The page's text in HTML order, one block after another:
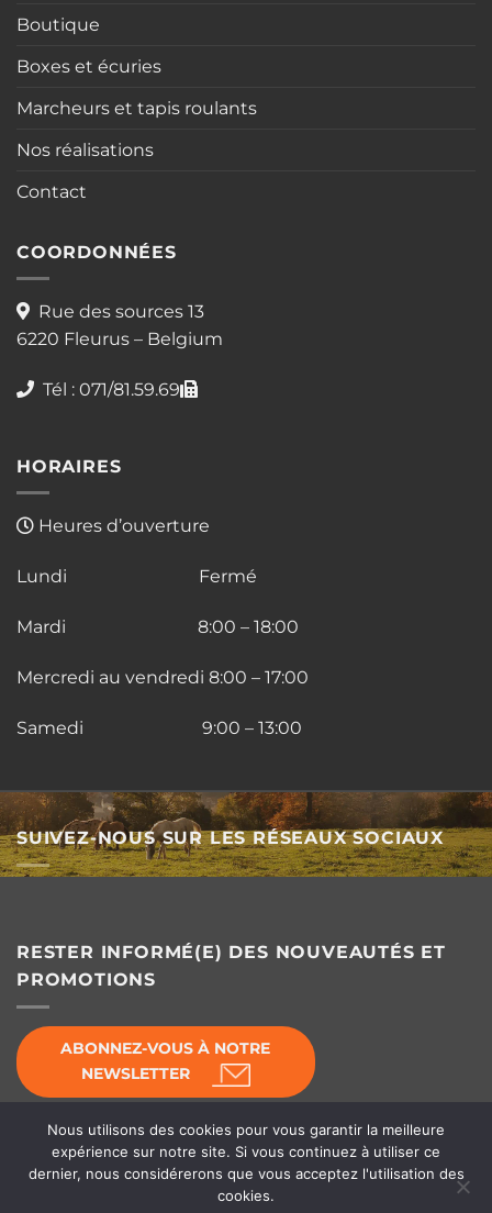
Boutique
Boxes et écuries
Marcheurs et tapis roulants
Nos réalisations
Contact
COORDONNÉES
Rue des sources 13
6220 Fleurus – Belgium
Tél : 071/81.59.69
HORAIRES
Heures d’ouverture
Lundi Fermé
Mardi 8:00 – 18:00
Mercredi au vendredi 8:00 – 17:00
Samedi 9:00 – 13:00
SUIVEZ-NOUS SUR LES RÉSEAUX SOCIAUX
RESTER INFORMÉ(E) DES NOUVEAUTÉS ET
PROMOTIONS
ABONNEZ-VOUS À NOTRE
NEWSLETTER
© Horse's Line 2026 - Équipement d'écurie
Nous utilisons des cookies pour vous garantir la meilleure
expérience sur notre site. Si vous continuez à utiliser ce
dernier, nous considérerons que vous acceptez l'utilisation des
cookies.